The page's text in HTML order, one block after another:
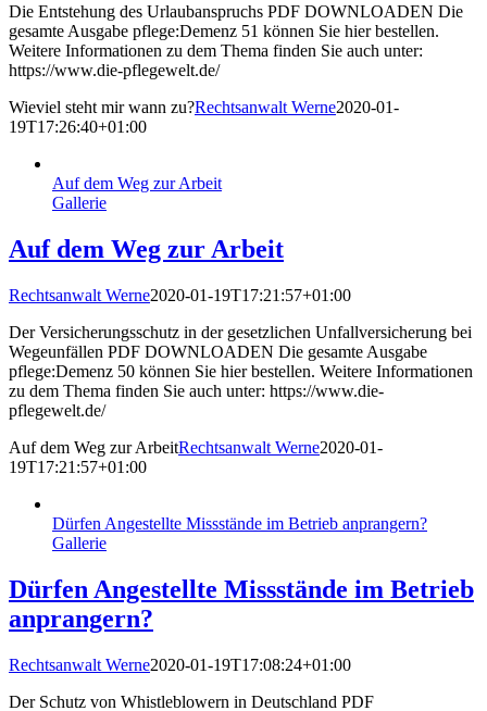
Die Entstehung des Urlaubanspruchs PDF DOWNLOADEN Die
gesamte Ausgabe pflege:Demenz 51 können Sie hier bestellen.
Weitere Informationen zu dem Thema finden Sie auch unter:
https://www.die-pflegewelt.de/
Wieviel steht mir wann zu?Rechtsanwalt Werne2020-01-
19T17:26:40+01:00
Auf dem Weg zur Arbeit
Gallerie
Auf dem Weg zur Arbeit
Rechtsanwalt Werne2020-01-19T17:21:57+01:00
Der Versicherungsschutz in der gesetzlichen Unfallversicherung bei
Wegeunfällen PDF DOWNLOADEN Die gesamte Ausgabe
pflege:Demenz 50 können Sie hier bestellen. Weitere Informationen
zu dem Thema finden Sie auch unter: https://www.die-
pflegewelt.de/
Auf dem Weg zur ArbeitRechtsanwalt Werne2020-01-
19T17:21:57+01:00
Dürfen Angestellte Missstände im Betrieb anprangern?
Gallerie
Dürfen Angestellte Missstände im Betrieb
anprangern?
Rechtsanwalt Werne2020-01-19T17:08:24+01:00
Der Schutz von Whistleblowern in Deutschland PDF